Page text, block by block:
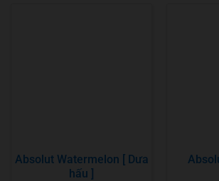
Absolut Watermelon [ Dưa
hấu ]